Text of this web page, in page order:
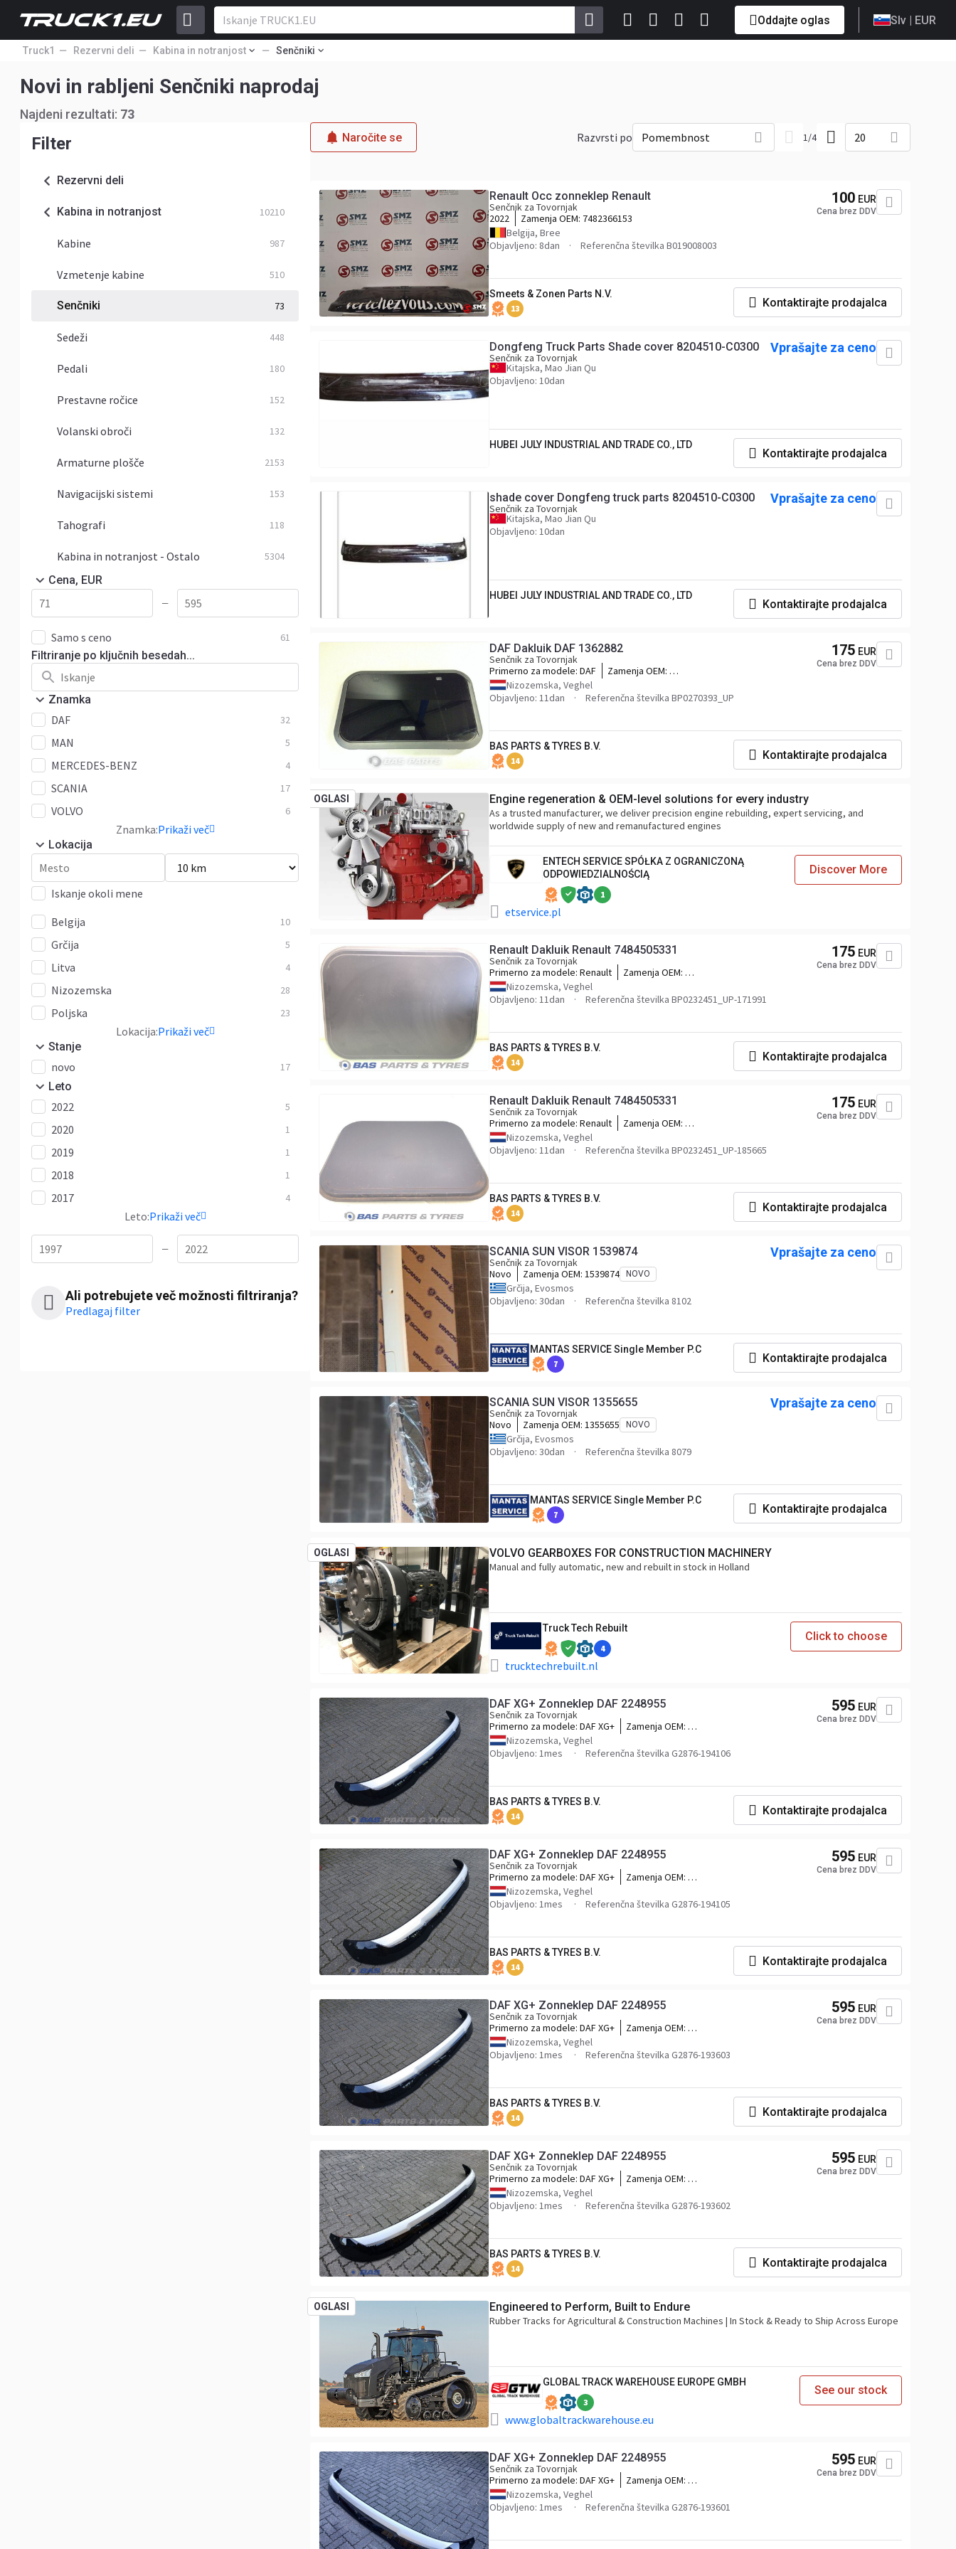
Oddajte oglas Slv | EUR
Truck1 Rezervni deli Kabina in notranjost Senčniki
Novi in rabljeni Senčniki naprodaj
Najdeni rezultati: 73
Filter
Rezervni deli
Kabina in notranjost 10210
Kabine 987
Vzmetenje kabine 510
Senčniki 73
Sedeži 448
Pedali 180
Prestavne ročice 152
Volanski obroči 132
Armaturne plošče 2153
Navigacijski sistemi 153
Tahografi 118
Kabina in notranjost - Ostalo 5304
Cena, EUR
—
Samo s ceno 61
Filtriranje po ključnih besedah...
Znamka
DAF 32
MAN 5
MERCEDES-BENZ 4
SCANIA 17
VOLVO 6
Znamka:Prikaži več
Lokacija
Iskanje okoli mene
Belgija
10
Grčija 5
Litva 4
Nizozemska 28
Poljska 23
Lokacija:Prikaži več
Stanje
novo 17
Leto
2022 5
2020 1
2019 1
2018 1
2017 4
Leto:Prikaži več
—
Ali potrebujete več možnosti filtriranja?
Predlagaj filter
Naročite se Razvrsti po Pomembnost 1/4 20
Renault Occ zonneklep Renault
Senčnik za Tovornjak
2022
Zamenja OEM: 7482366153
Belgija, Bree
Objavljeno: 8dan
Referenčna številka B019008003
100 EUR
Cena brez DDV
Smeets & Zonen Parts N.V.
13 Kontaktirajte prodajalca
Dongfeng Truck Parts Shade cover 8204510-C0300
Senčnik za Tovornjak
Kitajska, Mao Jian Qu
Objavljeno: 10dan
Vprašajte za ceno
HUBEI JULY INDUSTRIAL AND TRADE CO., LTD
Kontaktirajte prodajalca
shade cover Dongfeng truck parts 8204510-C0300
Senčnik za Tovornjak
Kitajska, Mao Jian Qu
Objavljeno: 10dan
Vprašajte za ceno
HUBEI JULY INDUSTRIAL AND TRADE CO., LTD
Kontaktirajte prodajalca
DAF Dakluik DAF 1362882
Senčnik za Tovornjak
Primerno za modele: DAF
Zamenja OEM:
Nizozemska, Veghel
Objavljeno: 11dan
Referenčna številka BP0270393_UP
175 EUR
Cena brez DDV
BAS PARTS & TYRES B.V.
14 Kontaktirajte prodajalca
OGLASI Engine regeneration & OEM-level solutions for every industry
As a trusted manufacturer, we deliver precision engine rebuilding, expert servicing, and
worldwide supply of new and remanufactured engines
ENTECH SERVICE SPÓŁKA Z OGRANICZONĄ
ODPOWIEDZIALNOŚCIĄ
1
etservice.pl
Discover More
Renault Dakluik Renault 7484505331
Senčnik za Tovornjak
Primerno za modele: Renault
Zamenja OEM:
Nizozemska, Veghel
Objavljeno: 11dan
Referenčna številka BP0232451_UP-171991
175 EUR
Cena brez DDV
BAS PARTS & TYRES B.V.
14 Kontaktirajte prodajalca
Renault Dakluik Renault 7484505331
Senčnik za Tovornjak
Primerno za modele: Renault
Zamenja OEM:
Nizozemska, Veghel
Objavljeno: 11dan
Referenčna številka BP0232451_UP-185665
175 EUR
Cena brez DDV
BAS PARTS & TYRES B.V.
14 Kontaktirajte prodajalca
SCANIA SUN VISOR 1539874
Senčnik za Tovornjak
Novo
Zamenja OEM: 1539874 NOVO
Grčija, Evosmos
Objavljeno: 30dan
Referenčna številka 8102
Vprašajte za ceno
MANTAS SERVICE Single Member P.C
7 Kontaktirajte prodajalca
SCANIA SUN VISOR 1355655
Senčnik za Tovornjak
Novo
Zamenja OEM: 1355655 NOVO
Grčija, Evosmos
Objavljeno: 30dan
Referenčna številka 8079
Vprašajte za ceno
MANTAS SERVICE Single Member P.C
7 Kontaktirajte prodajalca
OGLASI VOLVO GEARBOXES FOR CONSTRUCTION MACHINERY
Manual and fully automatic, new and rebuilt in stock in Holland
Truck Tech Rebuilt
4
trucktechrebuilt.nl
Click to choose
DAF XG+ Zonneklep DAF 2248955
Senčnik za Tovornjak
Primerno za modele: DAF XG+
Zamenja OEM:
Nizozemska, Veghel
Objavljeno: 1mes
Referenčna številka G2876-194106
595 EUR
Cena brez DDV
BAS PARTS & TYRES B.V.
14 Kontaktirajte prodajalca
DAF XG+ Zonneklep DAF 2248955
Senčnik za Tovornjak
Primerno za modele: DAF XG+
Zamenja OEM:
Nizozemska, Veghel
Objavljeno: 1mes
Referenčna številka G2876-194105
595 EUR
Cena brez DDV
BAS PARTS & TYRES B.V.
14 Kontaktirajte prodajalca
DAF XG+ Zonneklep DAF 2248955
Senčnik za Tovornjak
Primerno za modele: DAF XG+
Zamenja OEM:
Nizozemska, Veghel
Objavljeno: 1mes
Referenčna številka G2876-193603
595 EUR
Cena brez DDV
BAS PARTS & TYRES B.V.
14 Kontaktirajte prodajalca
DAF XG+ Zonneklep DAF 2248955
Senčnik za Tovornjak
Primerno za modele: DAF XG+
Zamenja OEM:
Nizozemska, Veghel
Objavljeno: 1mes
Referenčna številka G2876-193602
595 EUR
Cena brez DDV
BAS PARTS & TYRES B.V.
14 Kontaktirajte prodajalca
OGLASI Engineered to Perform, Built to Endure
Rubber Tracks for Agricultural & Construction Machines | In Stock & Ready to Ship Across Europe
GLOBAL TRACK WAREHOUSE EUROPE GMBH
3
www.globaltrackwarehouse.eu
See our stock
DAF XG+ Zonneklep DAF 2248955
Senčnik za Tovornjak
Primerno za modele: DAF XG+
Zamenja OEM:
Nizozemska, Veghel
Objavljeno: 1mes
Referenčna številka G2876-193601
595 EUR
Cena brez DDV